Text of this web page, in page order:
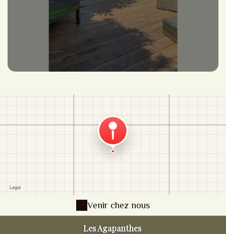
Venir chez nous
Les Agapanthes